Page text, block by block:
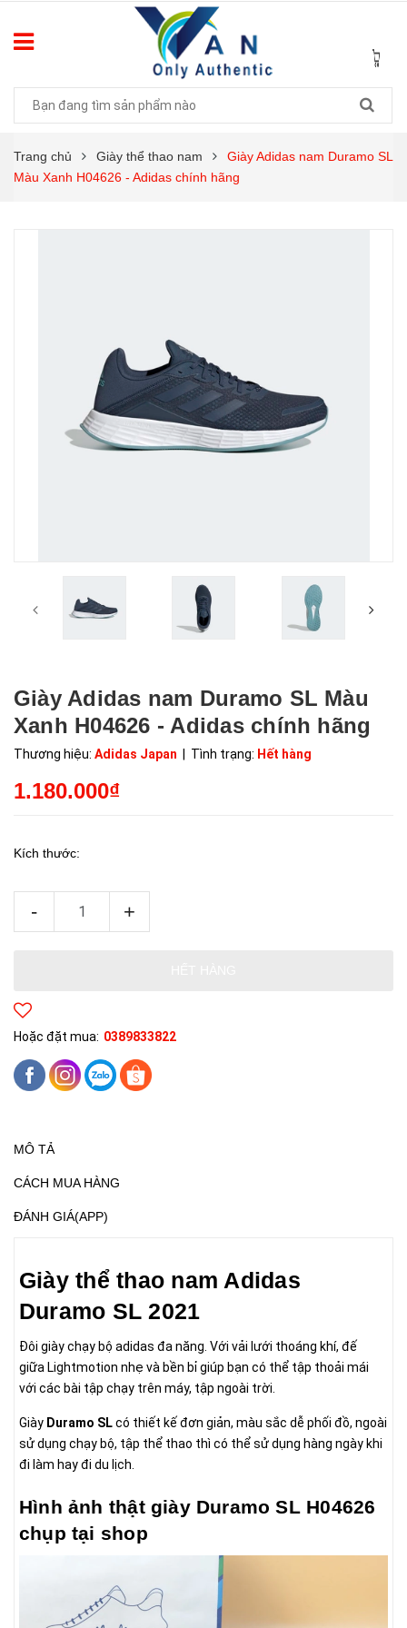
Trang chủ Giày thể thao nam
Giày Adidas nam Duramo SL
Màu Xanh H04626 - Adidas chính hãng
Giày Adidas nam Duramo SL Màu
Xanh H04626 - Adidas chính hãng
Thương hiệu: Adidas Japan | Tình trạng: Hết hàng
1.180.000₫
Kích thước:
- +
Hoặc đặt mua: 0389833822
MÔ TẢ
CÁCH MUA HÀNG
ĐÁNH GIÁ(APP)
Giày thể thao nam Adidas
Duramo SL 2021
Đôi giày chạy bộ adidas đa năng. Với vải lưới thoáng khí, đế
giữa Lightmotion nhẹ và bền bỉ giúp bạn có thể tập thoải mái
với các bài tập chạy trên máy, tập ngoài trời.
Giày Duramo SLcó thiết kế đơn giản, màu sắc dễ phối đồ, ngoài
sử dụng chạy bộ, tập thể thao thì có thể sử dụng hàng ngày khi
đi làm hay đi du lịch.
Hình ảnh thật giày Duramo SL H04626
chụp tại shop